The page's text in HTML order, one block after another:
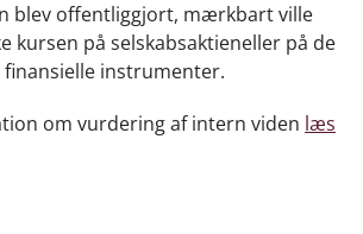
blev offentliggjort, mærkbart ville
kursen på selskabsaktieneller på de
instrumenter.
om vurdering af intern viden læs